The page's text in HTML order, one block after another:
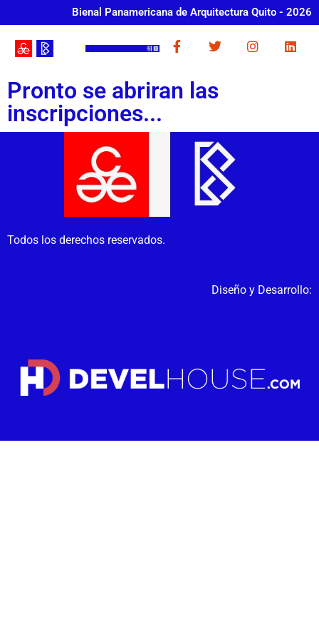
Bienal Panamericana de Arquitectura Quito - 2026
Pronto se abriran las
inscripciones...
Todos los derechos reservados.
Diseño y Desarrollo: